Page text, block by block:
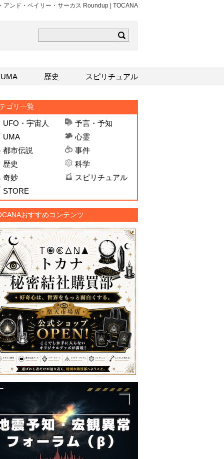
ンド・ベイリー・サーカス Roundup | TOCANA
ゴリ一覧
UFO・宇宙人
予言・予知
UMA
心霊
都市伝説
事件
歴史
科学
奇妙
スピリチュアル
STORE
おすすめコンテンツ
UMA 歴史 スピリチュアル